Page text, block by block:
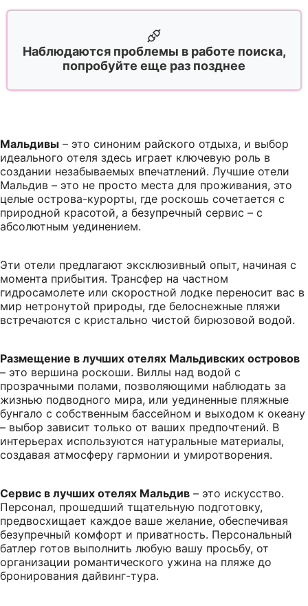
Наблюдаются проблемы в работе поиска,
попробуйте еще раз позднее
Мальдивы – это синоним райского отдыха, и выбор
идеального отеля здесь играет ключевую роль в
создании незабываемых впечатлений. Лучшие отели
Мальдив – это не просто места для проживания, это
целые острова-курорты, где роскошь сочетается с
природной красотой, а безупречный сервис – с
абсолютным уединением.
Эти отели предлагают эксклюзивный опыт, начиная с
момента прибытия. Трансфер на частном
гидросамолете или скоростной лодке переносит вас в
мир нетронутой природы, где белоснежные пляжи
встречаются с кристально чистой бирюзовой водой.
Размещение в лучших отелях Мальдивских островов
– это вершина роскоши. Виллы над водой с
прозрачными полами, позволяющими наблюдать за
жизнью подводного мира, или уединенные пляжные
бунгало с собственным бассейном и выходом к океану
– выбор зависит только от ваших предпочтений. В
интерьерах используются натуральные материалы,
создавая атмосферу гармонии и умиротворения.
Сервис в лучших отелях Мальдив – это искусство.
Персонал, прошедший тщательную подготовку,
предвосхищает каждое ваше желание, обеспечивая
безупречный комфорт и приватность. Персональный
батлер готов выполнить любую вашу просьбу, от
организации романтического ужина на пляже до
бронирования дайвинг-тура.